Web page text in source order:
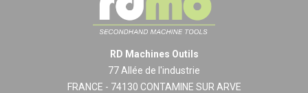
RD Machines Outils
77 Allée de l'industrie
FRANCE - 74130 CONTAMINE SUR ARVE